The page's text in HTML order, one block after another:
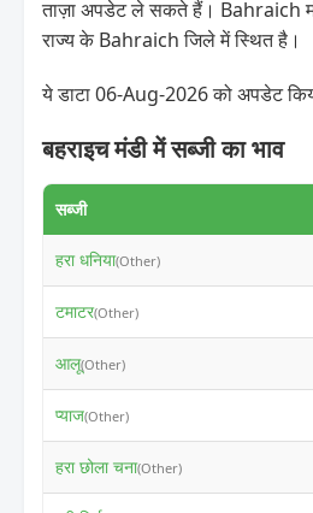
ताज़ा अपडेट ले सकते हैं। Bahraich
राज्य के Bahraich जिले में स्थित है।
ये डाटा 06-Aug-2026 को अपडेट
बहराइच मंडी में सब्जी का भाव
सब्जी
हरा धनिया(Other)
टमाटर(Other)
आलू(Other)
प्याज(Other)
हरा छोला चना(Other)